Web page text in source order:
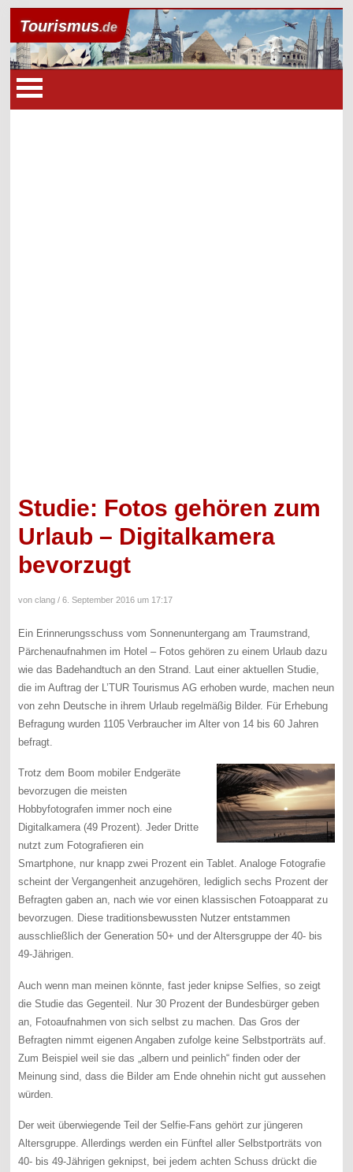
Tourismus.de
Studie: Fotos gehören zum
Urlaub – Digitalkamera
bevorzugt
von clang /6. September 2016 um 17:17
Ein Erinnerungsschuss vom Sonnenuntergang am Traumstrand,
Pärchenaufnahmen im Hotel – Fotos gehören zu einem Urlaub dazu
wie das Badehandtuch an den Strand. Laut einer aktuellen Studie,
die im Auftrag der L’TUR Tourismus AG erhoben wurde, machen neun
von zehn Deutsche in ihrem Urlaub regelmäßig Bilder. Für Erhebung
Befragung wurden 1105 Verbraucher im Alter von 14 bis 60 Jahren
befragt.
Trotz dem Boom mobiler Endgeräte
bevorzugen die meisten
Hobbyfotografen immer noch eine
Digitalkamera (49 Prozent). Jeder Dritte
nutzt zum Fotografieren ein
Smartphone, nur knapp zwei Prozent ein Tablet. Analoge Fotografie
scheint der Vergangenheit anzugehören, lediglich sechs Prozent der
Befragten gaben an, nach wie vor einen klassischen Fotoapparat zu
bevorzugen. Diese traditionsbewussten Nutzer entstammen
ausschließlich der Generation 50+ und der Altersgruppe der 40- bis
49-Jährigen.
Auch wenn man meinen könnte, fast jeder knipse Selfies, so zeigt
die Studie das Gegenteil. Nur 30 Prozent der Bundesbürger geben
an, Fotoaufnahmen von sich selbst zu machen. Das Gros der
Befragten nimmt eigenen Angaben zufolge keine Selbstporträts auf.
Zum Beispiel weil sie das „albern und peinlich“ finden oder der
Meinung sind, dass die Bilder am Ende ohnehin nicht gut aussehen
würden.
Der weit überwiegende Teil der Selfie-Fans gehört zur jüngeren
Altersgruppe. Allerdings werden ein Fünftel aller Selbstporträts von
40- bis 49-Jährigen geknipst, bei jedem achten Schuss drückt die